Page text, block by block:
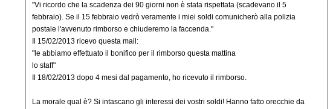
"Vi ricordo che la scadenza dei 90 giorni non è stata rispettata (scadevano il 5
febbraio). Se il 15 febbraio vedrò veramente i miei soldi comunicherò alla polizia
postale l'avvenuto rimborso e chiuderemo la faccenda."
Il 15/02/2013 ricevo questa mail:
"le abbiamo effettuato il bonifico per il rimborso questa mattina
lo staff"
Il 18/02/2013 dopo 4 mesi dal pagamento, ho ricevuto il rimborso.
La morale qual è? Si intascano gli interessi dei vostri soldi! Hanno fatto orecchie da